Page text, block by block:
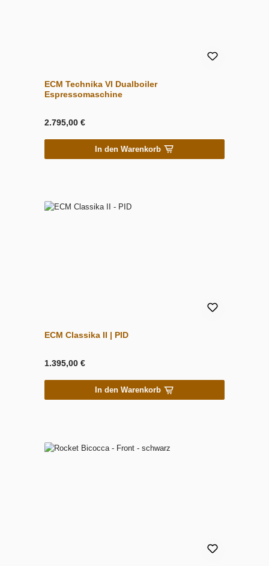
ECM Technika VI Dualboiler
Espressomaschine
2.795,00 €
In den Warenkorb
ECM Classika II | PID
1.395,00 €
In den Warenkorb